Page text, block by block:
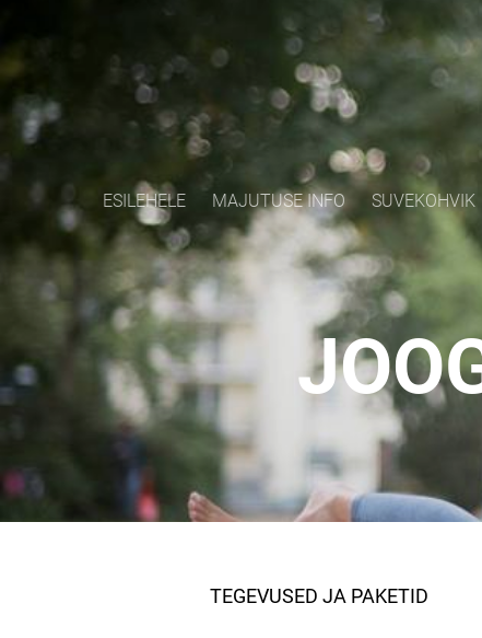
ESILEHELE MAJUTUSE INFO SUVEKOHVIK
TEGEVUSED JA PAKETID